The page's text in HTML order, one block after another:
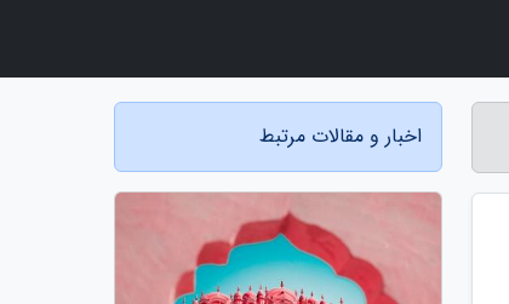
اخبار و مقالات مرتبط